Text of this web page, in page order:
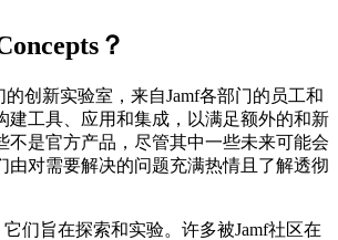
？
的创新实验室，来自Jamf各部门的员工和
建工具、应用和集成，以满足额外的和新
不是官方产品，尽管其中一些未来可能会
由对需要解决的问题充满热情且了解透彻
它们旨在探索和实验。许多被Jamf社区在